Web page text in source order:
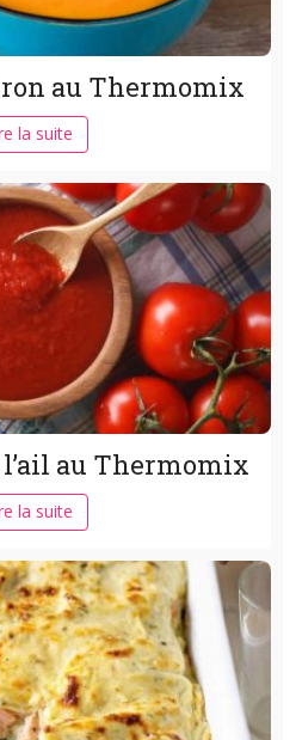
au Thermomix
la suite
l’ail au Thermomix
la suite